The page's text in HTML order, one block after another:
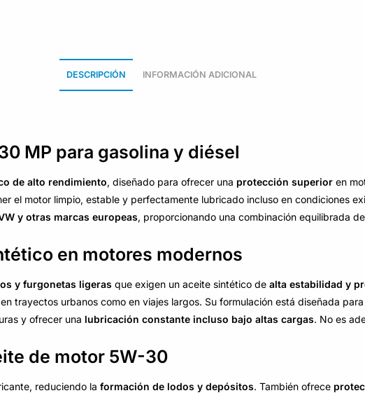
DESCRIPCIÓN INFORMACIÓN ADICIONAL
MP para gasolina y diésel
de alto rendimiento, diseñado para ofrecer una protección superior en
el motor limpio, estable y perfectamente lubricado incluso en condiciones
y otras marcas europeas, proporcionando una combinación equilibrada
en motores modernos
y furgonetas ligeras que exigen un aceite sintético dealta estabilidad y
trayectos urbanos como en viajes largos. Su formulación está diseñada
y ofrecer una lubricación constante incluso bajo altas cargas. No es
de motor 5W-30
reduciendo laformación de lodos y depósitos. También ofrece